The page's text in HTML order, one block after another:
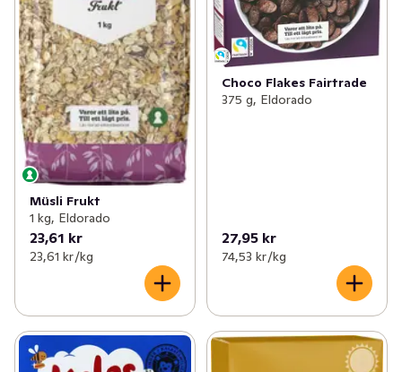
Müsli Frukt
1 kg, Eldorado
23,61 kr
23,61 kr /kg
Choco Flakes Fairtrade
375 g, Eldorado
27,95 kr
74,53 kr /kg